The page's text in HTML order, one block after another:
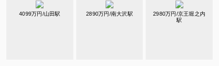
4099万円/山田駅 2890万円/南大沢駅
2980万円/京王堀之内
駅